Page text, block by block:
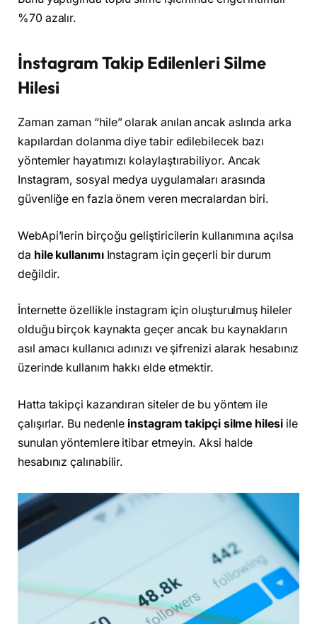
%70 azalır.
İnstagram Takip Edilenleri Silme
Hilesi
Zaman zaman “hile” olarak anılan ancak aslında arka
kapılardan dolanma diye tabir edilebilecek bazı
yöntemler hayatımızı kolaylaştırabiliyor. Ancak
Instagram, sosyal medya uygulamaları arasında
güvenliğe en fazla önem veren mecralardan biri.
WebApi’lerin birçoğu geliştiricilerin kullanımına açılsa
da hile kullanımı Instagram için geçerli bir durum
değildir.
İnternette özellikle instagram için oluşturulmuş hileler
olduğu birçok kaynakta geçer ancak bu kaynakların
asıl amacı kullanıcı adınızı ve şifrenizi alarak hesabınız
üzerinde kullanım hakkı elde etmektir.
Hatta takipçi kazandıran siteler de bu yöntem ile
çalışırlar. Bu nedenle instagram takipçi silme hilesi ile
sunulan yöntemlere itibar etmeyin. Aksi halde
hesabınız çalınabilir.